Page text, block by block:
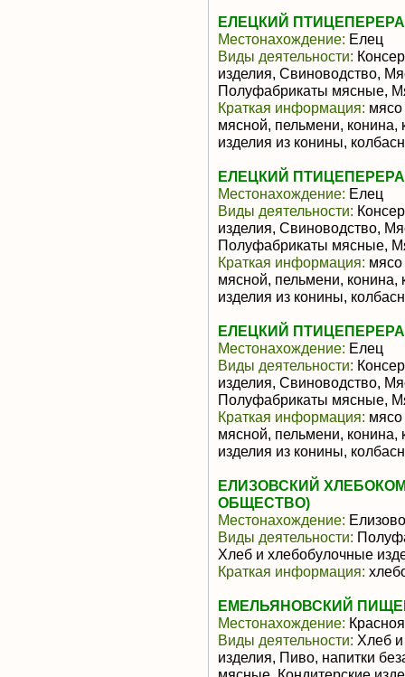
ЕЛЕЦКИЙ
Местонахождение: Елец
Виды деятельности:
изделия, Свиноводство,
Полуфабрикаты мясные,
Краткая информация:
мясной, пельмени,
изделия из конины,
ЕЛЕЦКИЙ
Местонахождение: Елец
Виды деятельности:
изделия, Свиноводство,
Полуфабрикаты мясные,
Краткая информация:
мясной, пельмени,
изделия из конины,
ЕЛЕЦКИЙ
Местонахождение: Елец
Виды деятельности:
изделия, Свиноводство,
Полуфабрикаты мясные,
Краткая информация:
мясной, пельмени,
изделия из конины,
ЕЛИЗОВСКИЙ
ОБЩЕСТВО)
Местонахождение: Елизово
Виды деятельности:
Хлеб и хлебобулочные
Краткая информация:
ЕМЕЛЬЯНОВСКИЙ
Местонахождение:
Виды деятельности: Хлеб
изделия, Пиво, напитки